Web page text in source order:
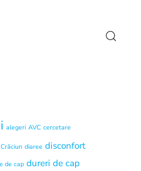
alegeri AVC cercetare
Crăciun diaree disconfort
de cap dureri de cap